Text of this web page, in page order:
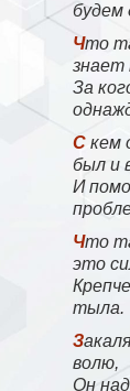
будем
Что такое профсоюз,
знает
За
С кем он в радости был,
был и
И
Что такое профсоюз —
это
тыла.
Закаляет сердца наши,
волю,
Он